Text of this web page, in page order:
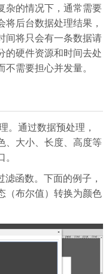
杂的情况下，通常需要
后台数据处理结果，
间将只会有一条数据请
的硬件资源和时间去处
需要担心并发量。
。通过数据预处理，
、大小、长度、高度等
函数。下面的例子，
（布尔值）转换为颜色